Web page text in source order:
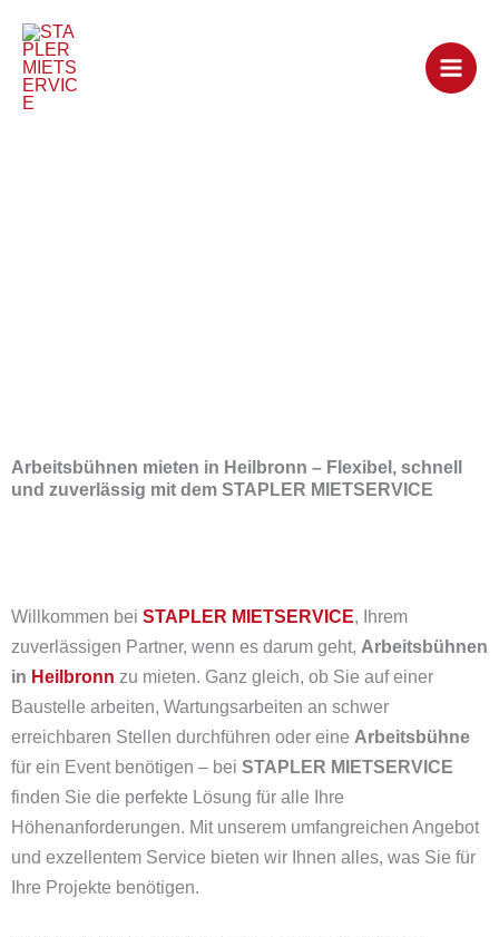
Inhalt
springen
Arbeitsbühnen mieten in Heilbronn – Flexibel, schnell
und zuverlässig mit dem STAPLER MIETSERVICE
Willkommen bei STAPLER MIETSERVICE, Ihrem
zuverlässigen Partner, wenn es darum geht, Arbeitsbühnen
in Heilbronn zu mieten. Ganz gleich, ob Sie auf einer
Baustelle arbeiten, Wartungsarbeiten an schwer
erreichbaren Stellen durchführen oder eine Arbeitsbühne
für ein Event benötigen – bei STAPLER MIETSERVICE
finden Sie die perfekte Lösung für alle Ihre
Höhenanforderungen. Mit unserem umfangreichen Angebot
und exzellentem Service bieten wir Ihnen alles, was Sie für
Ihre Projekte benötigen.